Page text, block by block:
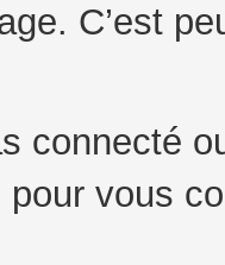
C’est
connecté
pour vous